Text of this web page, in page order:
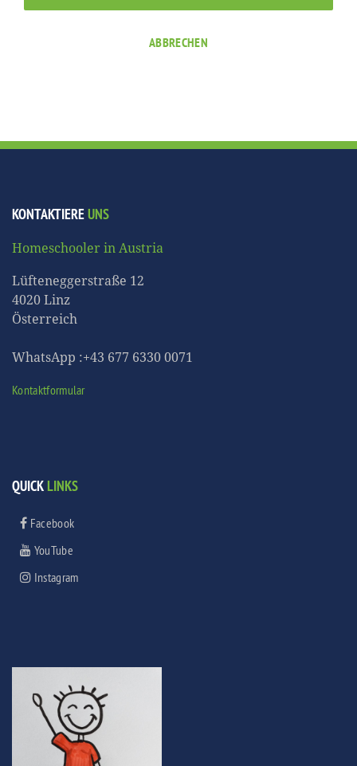
ABBRECHEN
KONTAKTIEREUNS
Homeschooler in Austria
Lüfteneggerstraße 12
4020 Linz
Österreich
WhatsApp :+43 677 6330 0071
Kontaktformular
QUICKLINKS
Facebook
YouTube
Instagram